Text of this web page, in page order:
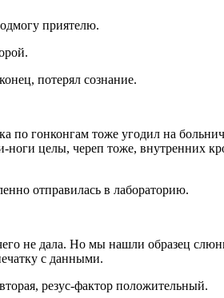
приятелю.
потерял сознание.
по гонконгам тоже угодил на
ноги целы, череп тоже, внутренних
отправилась в лабораторию.
не дала. Но мы нашли образец
с данными.
резус-фактор положительный.